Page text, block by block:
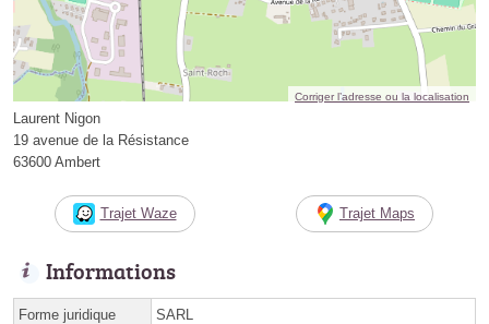
Corriger l’adresse ou la localisation
Laurent Nigon
19 avenue de la Résistance
63600 Ambert
Trajet Waze Trajet Maps
Informations
Forme juridique SARL